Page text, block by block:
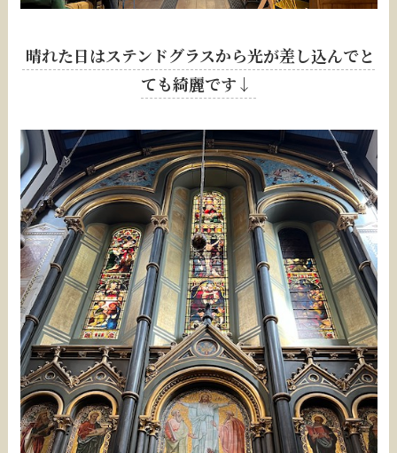
晴れた日はステンドグラスから光が差し込んでと
ても綺麗です↓